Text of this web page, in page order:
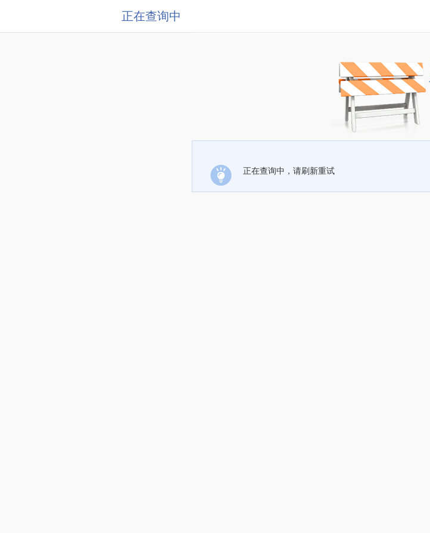
正在查询中
正在查询中，请刷新重试